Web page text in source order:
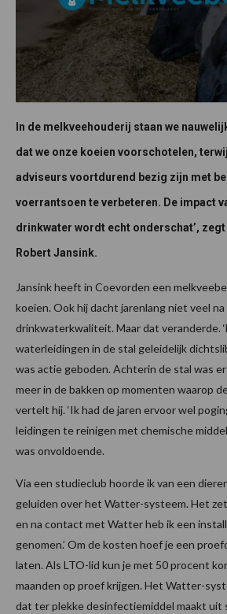
In de melkveehouderij staan we
dat we onze koeien voorschotelen,
adviseurs voortdurend bezig zijn met
voerrantsoen te verbeteren. De impact
drinkwater wordt echt onderschat’,
Robert Jansink.
Jansink heeft in Coevorden een
koeien. Ook hij dacht jarenlang niet veel
drinkwaterkwaliteit. Maar dat veranderde.
waterleidingen in de stal geleidelijk
was actie geboden. Achterin de stal was
meer in de bakken op momenten waarop
vertelt hij. ‘Ik had de jaren ervoor wel
leidingen te reinigen met chemische
was onvoldoende.
Via een studieclub hoorde ik van een
geluiden over het Watter-systeem. Het
en na contact met Watter heb ik een
genomen.’ Om de kosten hoef je een
laten. Als LTO-lid kun je met 50 procent
maanden op proef krijgen. Het Watter-
dat ter plekke desinfectiemiddel maakt uit